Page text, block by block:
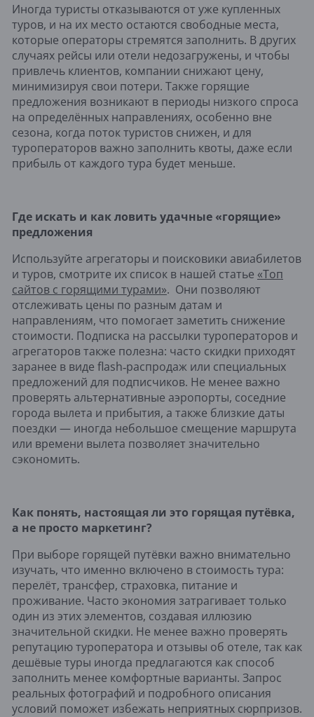
Иногда туристы отказываются от уже купленных
туров, и на их место остаются свободные места,
которые операторы стремятся заполнить. В других
случаях рейсы или отели недозагружены, и чтобы
привлечь клиентов, компании снижают цену,
минимизируя свои потери. Также горящие
предложения возникают в периоды низкого спроса
на определённых направлениях, особенно вне
сезона, когда поток туристов снижен, и для
туроператоров важно заполнить квоты, даже если
прибыль от каждого тура будет меньше.
Где искать и как ловить удачные «горящие»
предложения
Используйте агрегаторы и поисковики авиабилетов
и туров, смотрите их список в нашей статье «Топ
сайтов с горящими турами». Они позволяют
отслеживать цены по разным датам и
направлениям, что помогает заметить снижение
стоимости. Подписка на рассылки туроператоров и
агрегаторов также полезна: часто скидки приходят
заранее в виде flash‑распродаж или специальных
предложений для подписчиков. Не менее важно
проверять альтернативные аэропорты, соседние
города вылета и прибытия, а также близкие даты
поездки — иногда небольшое смещение маршрута
или времени вылета позволяет значительно
сэкономить.
Как понять, настоящая ли это горящая путёвка,
а не просто маркетинг?
При выборе горящей путёвки важно внимательно
изучать, что именно включено в стоимость тура:
перелёт, трансфер, страховка, питание и
проживание. Часто экономия затрагивает только
один из этих элементов, создавая иллюзию
значительной скидки. Не менее важно проверять
репутацию туроператора и отзывы об отеле, так как
дешёвые туры иногда предлагаются как способ
заполнить менее комфортные варианты. Запрос
реальных фотографий и подробного описания
условий поможет избежать неприятных сюрпризов.